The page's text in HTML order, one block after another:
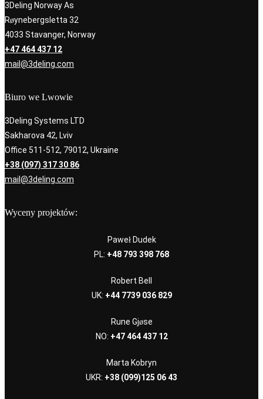
3Deling Norway As
Røynebergsletta 32
4033 Stavanger, Norway
+47 464 437 12
mail@3deling.com
Biuro we Lwowie
3Deling Systems LTD
Sakharova 42, Lviv
Office 511-512, 79012, Ukraine
+38 (097) 317 30 86
mail@3deling.com
Wyceny projektów:
Paweł Dudek
PL: +48 793 398 768
Robert Bell
UK: +44 7739 036 829
Rune Gjøse
NO: +47 464 437 12
Marta Kobryn
UKR: +38 (099)125 06 43